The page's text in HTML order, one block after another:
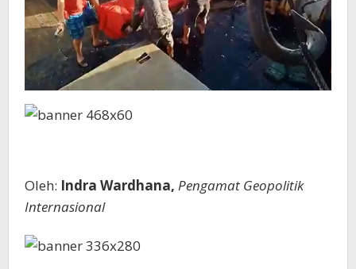
Oleh: Indra Wardhana, Pengamat Geopolitik
Internasional